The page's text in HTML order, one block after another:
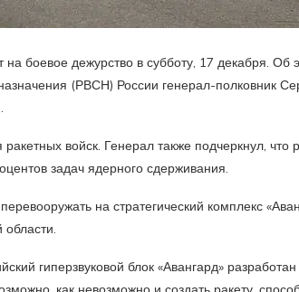
на боевое дежурство в субботу, 17 декабря. Об
(РВСН) России генерал-полковник
войск. Генерал также подчеркнул, что
задач ядерного сдерживания.
на стратегический комплекс
гиперзвуковой блок «Авангард»